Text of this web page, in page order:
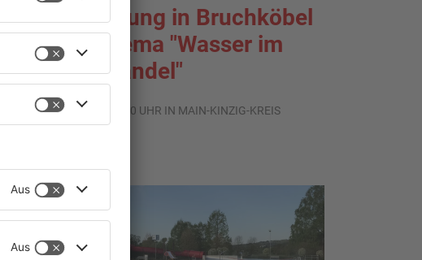
Ausstellung in Bruchköbel
zum Thema "Wasser im
Klimawandel"
07.08.2026, 05:00 UHR IN MAIN-KINZIG-KREIS